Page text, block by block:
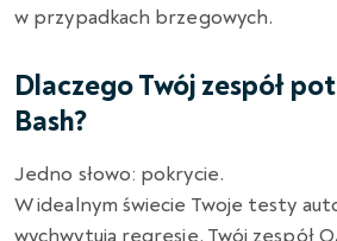
w przypadkach brzegowych.
Dlaczego Twój zespół
Bash?
Jedno słowo: pokrycie.
W idealnym świecie Twoje testy
wychwytują regresje, Twój zespół